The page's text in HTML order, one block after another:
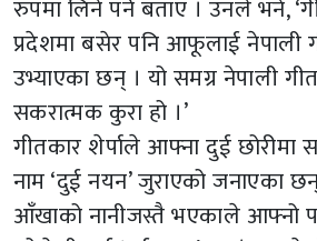
रुपमा लिने पर्ने बताए । उनले भने,
प्रदेशमा बसेर पनि आफूलाई नेपाली
उभ्याएका छन् । यो समग्र नेपाली
सकरात्मक कुरा हो ।’
गीतकार शेर्पाले आफ्ना दुई छोरीमा
नाम ‘दुई नयन’ जुराएको जनाएका
आँखाको नानीजस्तै भएकाले आफ्नो